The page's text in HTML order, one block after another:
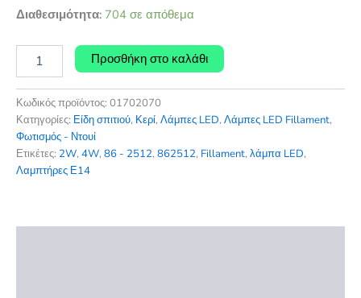
price
was:
1,30 €.
τρέχουσα
τιμή
είναι:
0,91 €.
Διαθεσιμότητα: 704 σε απόθεμα
C35T
2W
Θερμό,
Filament,
κερί
ποσότητα
Προσθήκη στο καλάθι
Κωδικός προϊόντος: 01702070
Κατηγορίες: Είδη σπιτιού, Κερί, Λάμπες LED, Λάμπες LED Fillament,
Φωτισμός - Ντουί
Ετικέτες: 2W, 4W, 86 - 2512, 862512, Fillament, λάμπα LED,
Λαμπτήρες Ε14